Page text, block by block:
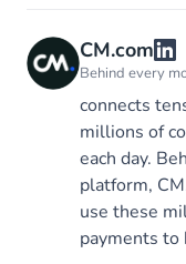
CM.com
Behind every
connects
millions of
each day.
platform,
use these
payments to